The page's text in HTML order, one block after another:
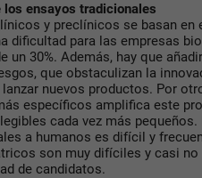
los ensayos tradicionales
y preclínicos se basan
dificultad para las empresas
un 30%. Además, hay que
que obstaculizan la
nuevos productos. Por
específicos amplifica este
cada vez más
a humanos es difícil y
son muy difíciles y casi
de candidatos.